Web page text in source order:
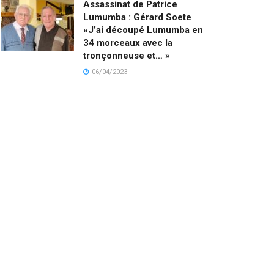
Assassinat de Patrice
Lumumba : Gérard Soete
»J’ai découpé Lumumba en
34 morceaux avec la
tronçonneuse et… »
06/04/2023